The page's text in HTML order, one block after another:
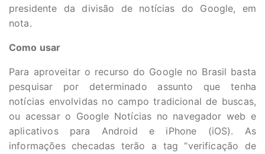
presidente da divisão de notícias do Google, em
nota.
Como usar
Para aproveitar o recurso do Google no Brasil basta
pesquisar por determinado assunto que tenha
notícias envolvidas no campo tradicional de buscas,
ou acessar o Google Notícias no navegador web e
aplicativos para Android e iPhone (iOS). As
informações checadas terão a tag “verificação de